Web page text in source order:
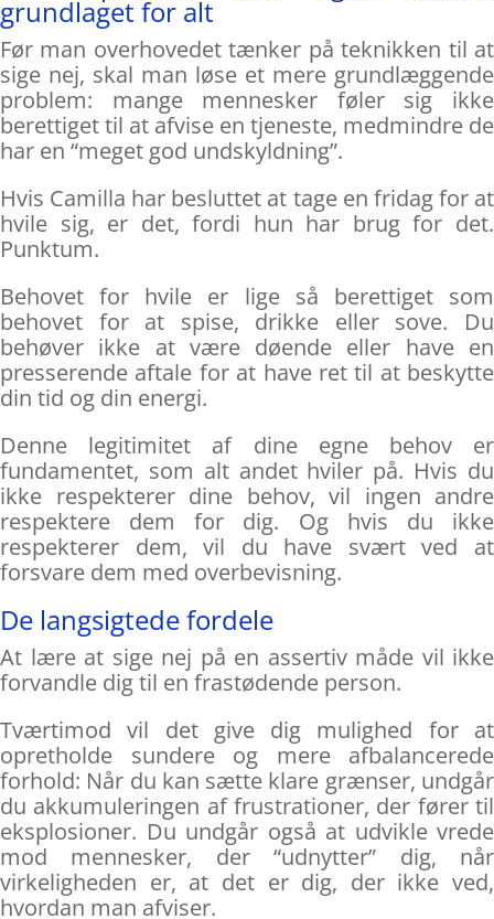
grundlaget for alt
Før man overhovedet tænker på teknikken til at
sige nej, skal man løse et mere grundlæggende
problem: mange mennesker føler sig ikke
berettiget til at afvise en tjeneste, medmindre de
har en “meget god undskyldning”.
Hvis Camilla har besluttet at tage en fridag for at
hvile sig, er det, fordi hun har brug for det.
Punktum.
Behovet for hvile er lige så berettiget som
behovet for at spise, drikke eller sove. Du
behøver ikke at være døende eller have en
presserende aftale for at have ret til at beskytte
din tid og din energi.
Denne legitimitet af dine egne behov er
fundamentet, som alt andet hviler på. Hvis du
ikke respekterer dine behov, vil ingen andre
respektere dem for dig. Og hvis du ikke
respekterer dem, vil du have svært ved at
forsvare dem med overbevisning.
De langsigtede fordele
At lære at sige nej på en assertiv måde vil ikke
forvandle dig til en frastødende person.
Tværtimod vil det give dig mulighed for at
opretholde sundere og mere afbalancerede
forhold: Når du kan sætte klare grænser, undgår
du akkumuleringen af frustrationer, der fører til
eksplosioner. Du undgår også at udvikle vrede
mod mennesker, der “udnytter” dig, når
virkeligheden er, at det er dig, der ikke ved,
hvordan man afviser.